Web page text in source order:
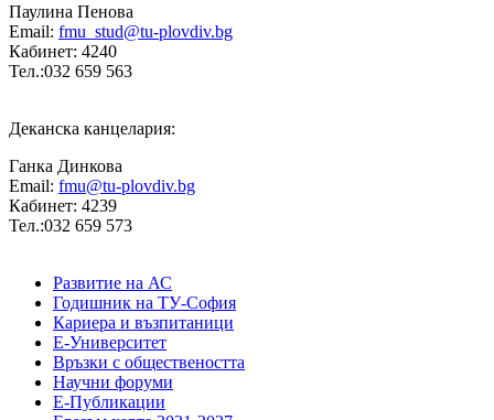
Паулина Пенова
Email: fmu_stud@tu-plovdiv.bg
Кабинет: 4240
Тел.:032 659 563
Деканска канцелария:
Ганка Динкова
Email: fmu@tu-plovdiv.bg
Кабинет: 4239
Тел.:032 659 573
Развитие на АС
Годишник на ТУ-София
Кариера и възпитаници
Е-Университет
Връзки с обществеността
Научни форуми
Е-Публикации